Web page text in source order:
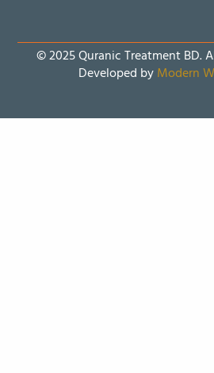
© 2025 Quranic Treatment BD.
Developed byModern